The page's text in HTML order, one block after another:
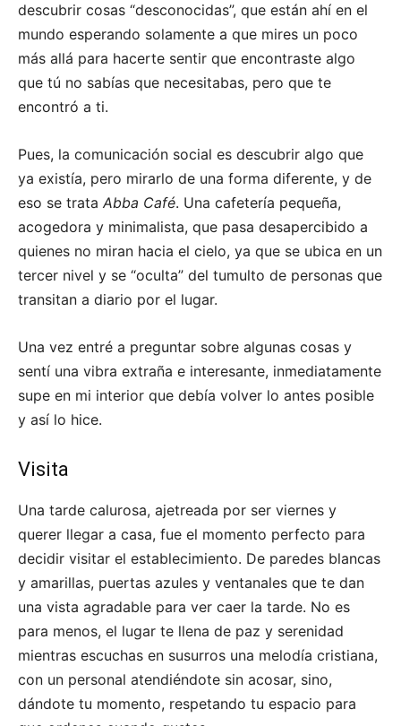
descubrir cosas “desconocidas”, que están ahí en el
mundo esperando solamente a que mires un poco
más allá para hacerte sentir que encontraste algo
que tú no sabías que necesitabas, pero que te
encontró a ti.
Pues, la comunicación social es descubrir algo que
ya existía, pero mirarlo de una forma diferente, y de
eso se trata Abba Café. Una cafetería pequeña,
acogedora y minimalista, que pasa desapercibido a
quienes no miran hacia el cielo, ya que se ubica en un
tercer nivel y se “oculta” del tumulto de personas que
transitan a diario por el lugar.
Una vez entré a preguntar sobre algunas cosas y
sentí una vibra extraña e interesante, inmediatamente
supe en mi interior que debía volver lo antes posible
y así lo hice.
Visita
Una tarde calurosa, ajetreada por ser viernes y
querer llegar a casa, fue el momento perfecto para
decidir visitar el establecimiento. De paredes blancas
y amarillas, puertas azules y ventanales que te dan
una vista agradable para ver caer la tarde. No es
para menos, el lugar te llena de paz y serenidad
mientras escuchas en susurros una melodía cristiana,
con un personal atendiéndote sin acosar, sino,
dándote tu momento, respetando tu espacio para